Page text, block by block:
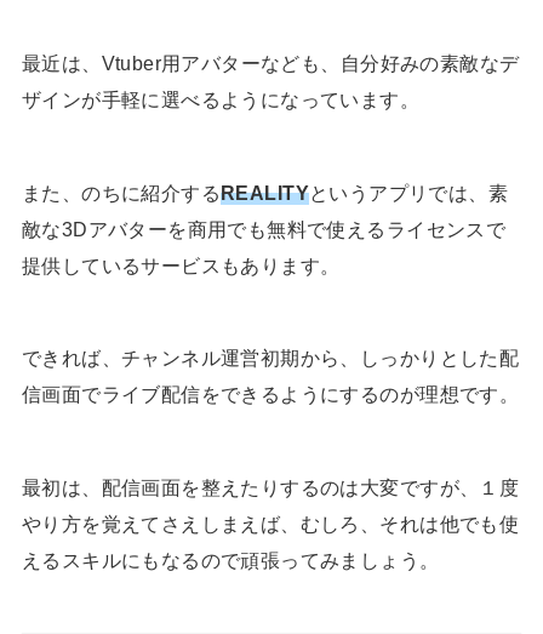
最近は、Vtuber用アバターなども、自分好みの素敵なデ
ザインが手軽に選べるようになっています。
また、のちに紹介するREALITYというアプリでは、素
敵な3Dアバターを商用でも無料で使えるライセンスで
提供しているサービスもあります。
できれば、チャンネル運営初期から、しっかりとした配
信画面でライブ配信をできるようにするのが理想です。
最初は、配信画面を整えたりするのは大変ですが、１度
やり方を覚えてさえしまえば、むしろ、それは他でも使
えるスキルにもなるので頑張ってみましょう。